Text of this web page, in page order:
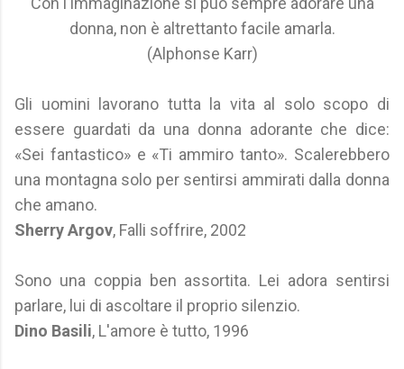
donna, non è altrettanto facile amarla.
(Alphonse Karr)
Gli uomini lavorano tutta la vita al solo scopo di
essere guardati da una donna adorante che dice:
«Sei fantastico» e «Ti ammiro tanto». Scalerebbero
una montagna solo per sentirsi ammirati dalla donna
che amano.
Sherry Argov, Falli soffrire, 2002
Sono una coppia ben assortita. Lei adora sentirsi
parlare, lui di ascoltare il proprio silenzio.
Dino Basili, L'amore è tutto, 1996